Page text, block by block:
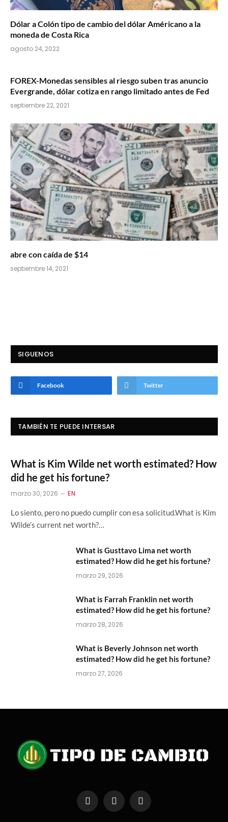
Dólar a Colón tipo de cambio del dólar Américano a la
moneda de Costa Rica
agosto 24, 2022
FOREX-Monedas sensibles al riesgo suben tras anuncio
Evergrande, dólar cotiza en rango limitado antes de Fed
septiembre 22, 2021
abre con caída de $14
septiembre 14, 2021
SIGUENOS
Facebook Twitter
TAMBIÉN TE PUEDE INTERSAR
What is Kim Wilde net worth estimated? How
did he get his fortune?
marzo 30, 2026 EN
Lo siento, pero no puedo cumplir con esa solicitud.What is Kim
Wilde’s current net worth?…
What is Gusttavo Lima net worth
estimated? How did he get his fortune?
marzo 29, 2026
What is Farrah Franklin net worth
estimated? How did he get his fortune?
marzo 28, 2026
What is Beverly Johnson net worth
estimated? How did he get his fortune?
marzo 27, 2026
FacebookX
Instagram